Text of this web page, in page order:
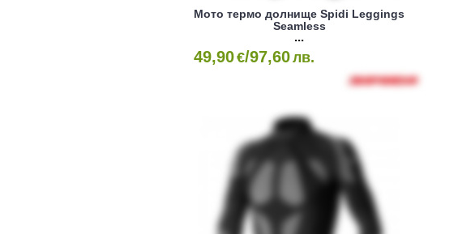
Мото термо долнище Spidi Leggings
Seamless
49,90€/97,60лв.